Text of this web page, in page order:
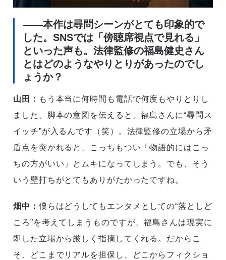
――本作は尋問シーンがとても印象的で
した。SNSでは「傍聴席視点で見れる」
といった声も。法律監修の福島健史さん
とはどのようなやりとりがあったのでし
ょうか？
山田： もう本当に何時間も電話で何度もやりとりし
ました。脚本の意図を伝えると、福島さんに“尋問ス
イッチ”が入るんです（笑）。法律監修の立場から矛
盾点を突かれると、こっちもつい「物語的にはこっ
ちの方がいい」とムキになってしまう。でも、そう
いう壁打ちがとてもありがたかったですね。
畑中： 僕らはどうしてもエンタメとしての“落としど
ころ”を考えてしまうものですが、福島さんは現実に
即した立場から厳しく指摘してくれる。だからこ
そ、どこまでリアルを担保し、どこからフィクショ